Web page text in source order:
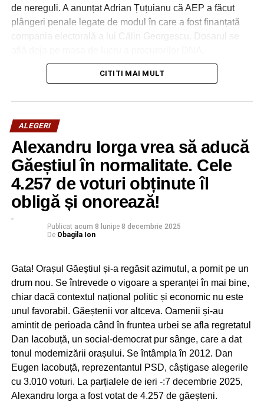
de nereguli. A anunțat Adrian Țuțuianu că AEP a făcut
plângeri penale legate de modul în care a fost finanțată
compania electorală a lui Călin Georgescu. Dosarul se
„Autoritatea Electorală Permanentă a comunicat unor
modul în care a fost finanțată campania electorală. Pe
de altă parte, cred că este un exemplu foarte bun legat
de capacitatea și instrumentele pe care le are AEP de
a identifica finanțările unor campanii electorale. Aici e
nevoie de îmbunătățirea cadrului normativ”, a precizat
președintele AEP.
A mai spus Țuțuianu că reprezentanții Autorității
Electorale Permanente nu sunt investigatori. Nu sunt ei în
măsură să stabilească de unde au venit resursele
doar semnalează problemele instituțiilor competente.
Dâmbovițeanul Adrian Țuțuianu are de gând să intervină
pentru a introduce noi reguli în ceea ce privește
publicitatea politică în zona de online. A precizat șeful
AEP că legislația actuală nu prea mai ține pasul cu
realitățile erei digitale. Normele electorale care se aplică
în România sunt total depășite.
CITITI MAI MULT
ALEGERI
Alexandru Iorga vrea să aducă
Găeștiul în normalitate. Cele
4.257 de voturi obținute îl
obligă și onorează!
Publicat acum 8 lunipe 8 decembrie 2025
De Obagila Ion
Gata! Orașul Găeștiul și-a regăsit azimutul, a pornit pe un
drum nou. Se întrevede o vigoare a speranței în mai bine,
chiar dacă contextul național politic și economic nu este
unul favorabil. Găeștenii vor altceva. Oamenii și-au
amintit de perioada când în fruntea urbei se afla regretatul
Dan Iacobuță, un social-democrat pur sânge, care a dat
tonul modernizării orașului. Se întâmpla în 2012. Dan
Eugen Iacobuță, reprezentantul PSD, câștigase alegerile
cu 3.010 voturi. La parțialele de ieri -:7 decembrie 2025,
Alexandru Iorga a fost votat de 4.257 de găeșteni.